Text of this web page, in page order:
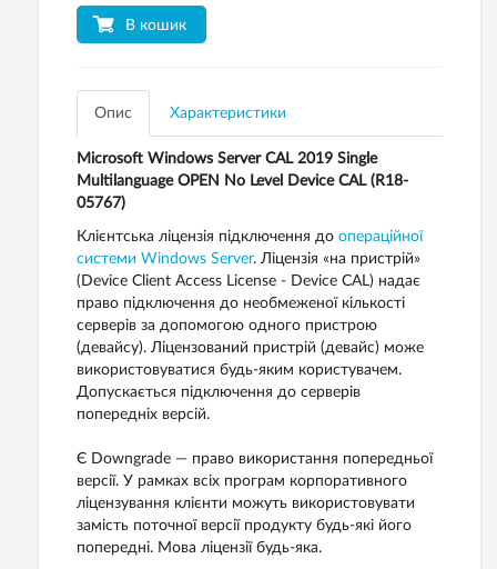
В кошик
Опис Характеристики
Microsoft Windows Server CAL 2019 Single
Multilanguage OPEN No Level Device CAL (R18-
05767)
Клієнтська ліцензія підключення до операційної
системи Windows Server. Ліцензія «на пристрій»
(Device Client Access License - Device CAL) надає
право підключення до необмеженої кількості
серверів за допомогою одного пристрою
(девайсу). Ліцензований пристрій (девайс) може
використовуватися будь-яким користувачем.
Допускається підключення до серверів
попередніх версій.
Є Downgrade — право використання попередньої
версії. У рамках всіх програм корпоративного
ліцензування клієнти можуть використовувати
замість поточної версії продукту будь-які його
попередні. Мова ліцензії будь-яка.